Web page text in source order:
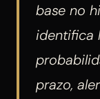
base no
identifica
prazo,